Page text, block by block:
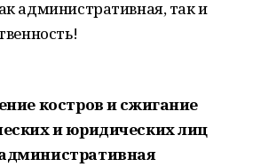
административная, так и
костров и сжигание
и юридических лиц